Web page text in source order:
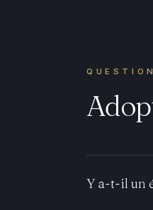
Y a-t-il un